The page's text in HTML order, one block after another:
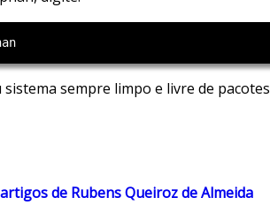
sempre limpo e livre de pacotes
de Rubens Queiroz de Almeida